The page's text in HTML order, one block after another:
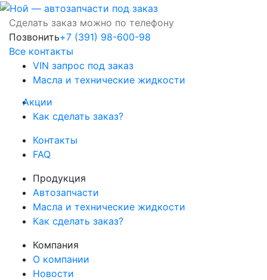
Сделать заказ можно по телефону
Позвонить+7 (391) 98-600-98
Все контакты
VIN запрос под заказ
Масла и технические жидкости
Акции
Как сделать заказ?
Контакты
FAQ
Продукция
Автозапчасти
Масла и технические жидкости
Как сделать заказ?
Компания
О компании
Новости